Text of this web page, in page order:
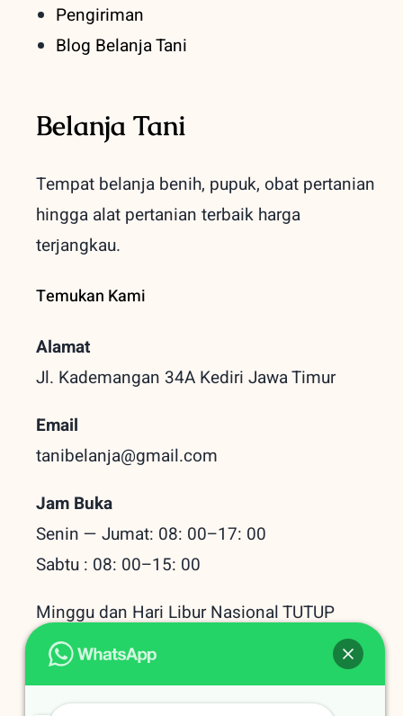
Pengiriman
Blog Belanja Tani
Belanja Tani
Tempat belanja benih, pupuk, obat pertanian
hingga alat pertanian terbaikharga
terjangkau.
Temukan Kami
Alamat
Jl. Kademangan 34A Kediri Jawa Timur
Email
tanibelanja@gmail.com
Jam Buka
Senin — Jumat: 08: 00–17: 00
Sabtu : 08: 00–15: 00
Minggu dan Hari Libur Nasional TUTUP
Baru Dilihat